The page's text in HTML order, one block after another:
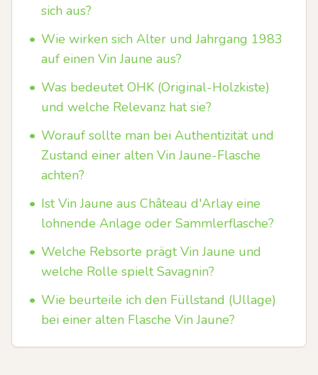
sich aus?
• Wie wirken sich Alter und Jahrgang 1983
auf einen Vin Jaune aus?
• Was bedeutet OHK (Original-Holzkiste)
und welche Relevanz hat sie?
• Worauf sollte man bei Authentizität und
Zustand einer alten Vin Jaune-Flasche
achten?
• Ist Vin Jaune aus Château d'Arlay eine
lohnende Anlage oder Sammlerflasche?
• Welche Rebsorte prägt Vin Jaune und
welche Rolle spielt Savagnin?
• Wie beurteile ich den Füllstand (Ullage)
bei einer alten Flasche Vin Jaune?